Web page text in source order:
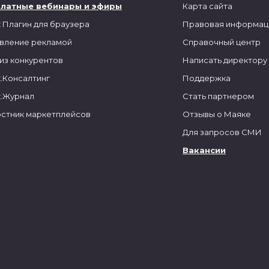
вебинары и эфиры
для браузера
рекламой
конкурентов
маркетплейсов
Карта сайта
Правовая
Справочный центр
Написать директору
Поддержка
Стать партнером
Отзывы о Маяке
Для запросов СМИ
Вакансии